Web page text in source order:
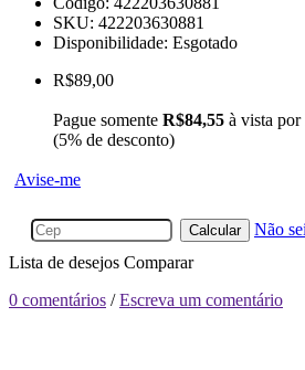
SKU: 422203630881
Disponibilidade: Esgotado
R$89,00
Pague somente R$84,55 à vista
(5% de desconto)
Avise-me
Calcular
Não
Lista de desejos Comparar
0 comentários /Escreva um comentário